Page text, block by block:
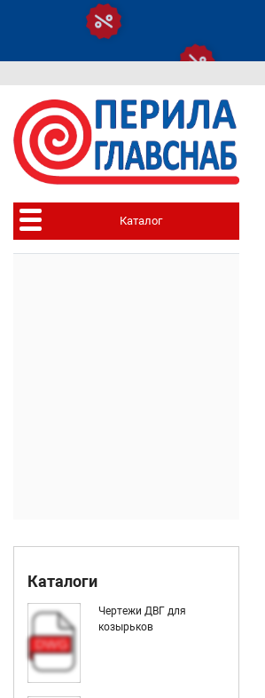
Каталог
Каталоги
Чертежи ДВГ для
козырьков